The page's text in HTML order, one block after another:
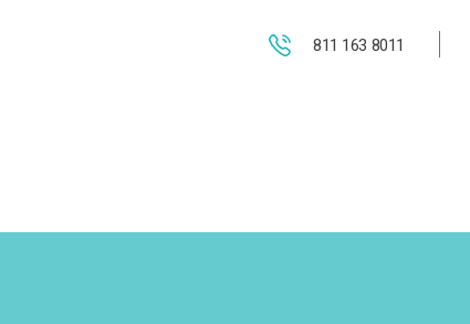
811 163 8011